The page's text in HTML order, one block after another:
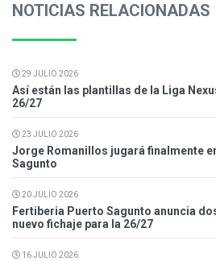
NOTICIAS RELACIONADAS
29 JULIO 2026
Así están las plantillas de la Liga
26/27
23 JULIO 2026
Jorge Romanillos jugará finalmente
Sagunto
20 JULIO 2026
Fertiberia Puerto Sagunto anuncia
nuevo fichaje para la 26/27
16 JULIO 2026